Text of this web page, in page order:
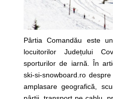
Pârtia Comandău este
locuitorilor Județului
sporturilor de iarnă. În
ski-si-snowboard.ro
amplasare geografică,